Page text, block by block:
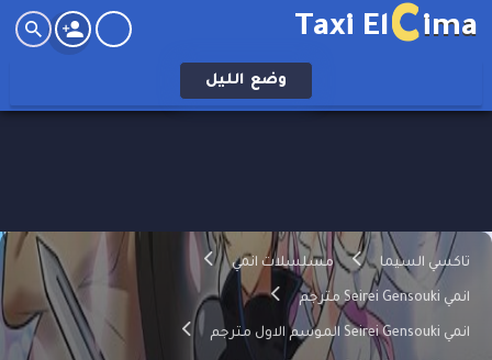
Taxi ElCima
وضع الليل
تاكسي السيما مسلسلات انمي
انمي Seirei Gensouki مترجم
انمي Seirei Gensouki الموسم الاول مترجم